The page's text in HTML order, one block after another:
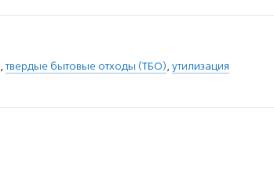
,твердые бытовые отходы (ТБО), утилизация